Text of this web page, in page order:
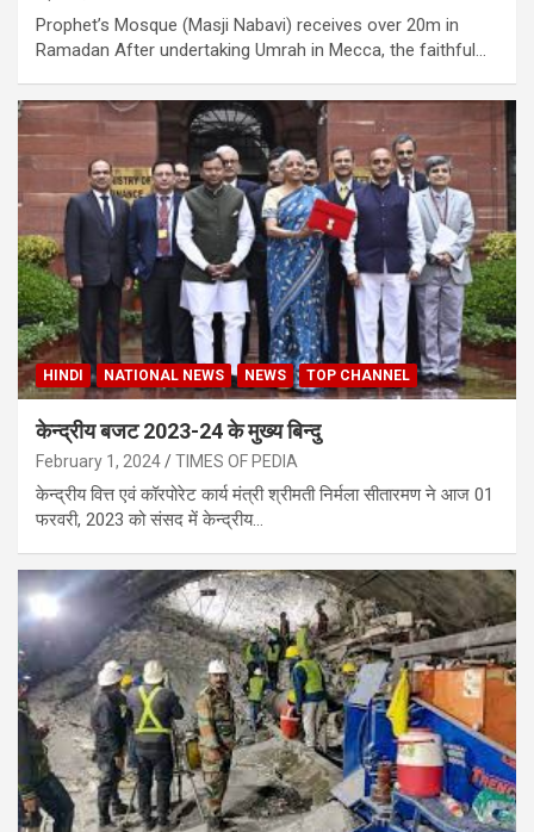
Prophet’s Mosque (Masji Nabavi) receives over 20m in
Ramadan After undertaking Umrah in Mecca, the faithful…
HINDI NATIONAL NEWS NEWS TOP CHANNEL
केन्‍द्रीय बजट 2023-24 के मुख्‍य बिन्‍दु
February 1, 2024 TIMES OF PEDIA
केन्‍द्रीय वित्त एवं कॉरपोरेट कार्य मंत्री श्रीमती निर्मला सीतारमण ने आज 01
फरवरी, 2023 को संसद में केन्‍द्रीय…